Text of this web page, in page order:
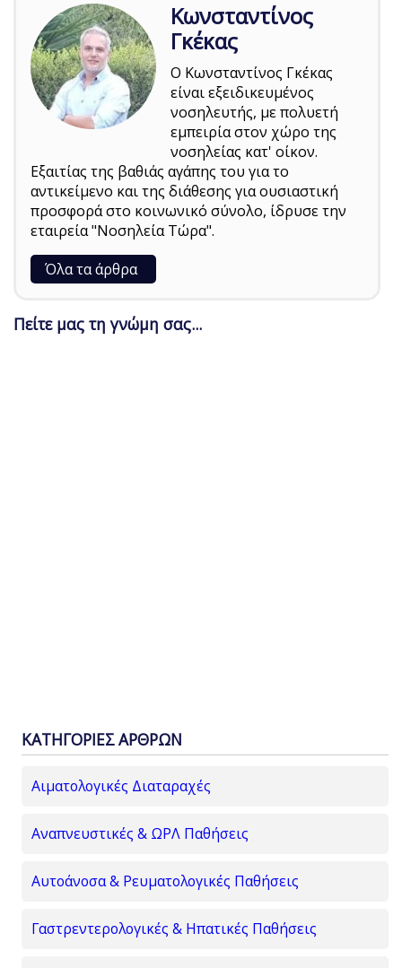
Κωνσταντίνος
Γκέκας
Ο Κωνσταντίνος Γκέκας
είναι εξειδικευμένος
νοσηλευτής, με πολυετή
εμπειρία στον χώρο της
νοσηλείας κατ' οίκον.
Εξαιτίας της βαθιάς αγάπης του για το
αντικείμενο και της διάθεσης για ουσιαστική
προσφορά στο κοινωνικό σύνολο, ίδρυσε την
εταιρεία "Νοσηλεία Τώρα".
Όλα τα άρθρα
Πείτε μας τη γνώμη σας...
ΚΑΤΗΓΟΡΙΕΣ ΑΡΘΡΩΝ
Αιματολογικές Διαταραχές
Αναπνευστικές & ΩΡΛ Παθήσεις
Αυτοάνοσα & Ρευματολογικές Παθήσεις
Γαστρεντερολογικές & Ηπατικές Παθήσεις